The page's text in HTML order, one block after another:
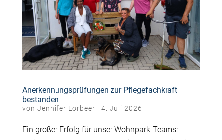
Anerkennungsprüfungen zur Pflegefachkraft
bestanden
von Jennifer Lorbeer | 4. Juli 2026
Ein großer Erfolg für unser Wohnpark-Teams: